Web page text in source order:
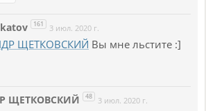
161 3 июл. 2020 г.
ЩЕТКОВСКИЙ Вы мне льстите :]
ЩЕТКОВСКИЙ 48 3 июл. 2020 г.